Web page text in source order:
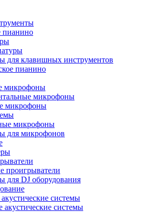
для клавишных инструментов
пианино
микрофоны
микрофоны
микрофоны
микрофоны
для микрофонов
проигрыватели
для DJ оборудования
системы
акустические системы